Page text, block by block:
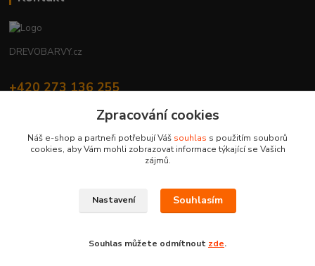
DREVOBARVY.cz
+420 273 136 255
Vytvořeno na
Eshop-rychle.cz
Zpracování cookies
Náš e-shop a partneři potřebují Váš souhlas s použitím souborů
cookies, aby Vám mohli zobrazovat informace týkající se Vašich
zájmů.
Nastavení Souhlasím
Souhlas můžete odmítnout zde.